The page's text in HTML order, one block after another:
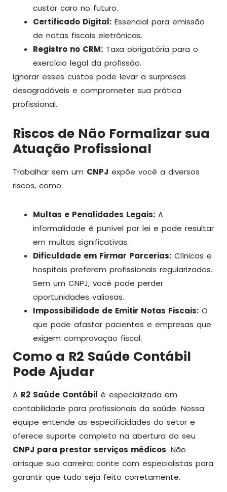
custar caro no futuro.
Certificado Digital: Essencial para emissão
de notas fiscais eletrônicas.
Registro no CRM: Taxa obrigatória para o
exercício legal da profissão.
Ignorar esses custos pode levar a surpresas
desagradáveis e comprometer sua prática
profissional.
Riscos de Não Formalizar sua
Atuação Profissional
Trabalhar sem um CNPJ expõe você a diversos
riscos, como:
Multas e Penalidades Legais: A
informalidade é punível por lei e pode resultar
em multas significativas.
Dificuldade em Firmar Parcerias: Clínicas e
hospitais preferem profissionais regularizados.
Sem um CNPJ, você pode perder
oportunidades valiosas.
Impossibilidade de Emitir Notas Fiscais: O
que pode afastar pacientes e empresas que
exigem comprovação fiscal.
Como a R2 Saúde Contábil
Pode Ajudar
A R2 Saúde Contábil é especializada em
contabilidade para profissionais da saúde. Nossa
equipe entende as especificidades do setor e
oferece suporte completo na abertura do seu
CNPJ para prestar serviços médicos. Não
arrisque sua carreira; conte com especialistas para
garantir que tudo seja feito corretamente.